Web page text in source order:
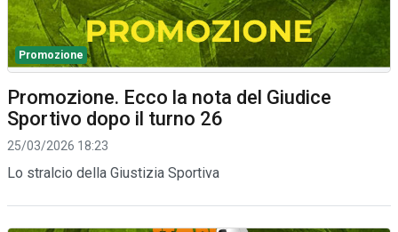
Promozione
Promozione. Ecco la nota del Giudice
Sportivo dopo il turno 26
25/03/2026 18:23
Lo stralcio della Giustizia Sportiva